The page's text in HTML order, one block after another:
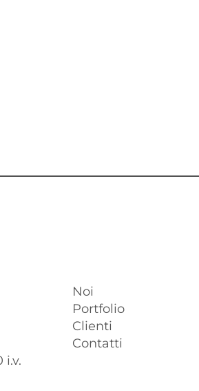
i.v.
Noi
Portfolio
Clienti
Contatti